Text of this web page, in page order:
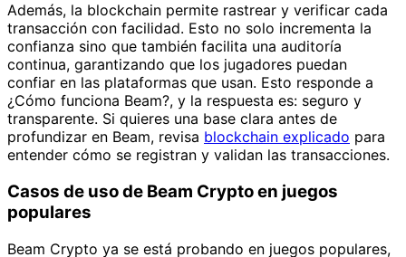
Además, la blockchain permite rastrear y verificar cada
transacción con facilidad. Esto no solo incrementa la
confianza sino que también facilita una auditoría
continua, garantizando que los jugadores puedan
confiar en las plataformas que usan. Esto responde a
¿Cómo funciona Beam?, y la respuesta es: seguro y
transparente. Si quieres una base clara antes de
profundizar en Beam, revisa blockchain explicado para
entender cómo se registran y validan las transacciones.
Casos de uso de Beam Crypto en juegos
populares
Beam Crypto ya se está probando en juegos populares,